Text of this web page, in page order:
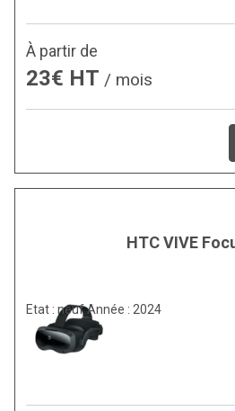
À partir de
23€ HT / mois
HTC VIVE
Etat : neuf Année : 2024